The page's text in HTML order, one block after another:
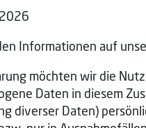
Informationen auf
möchten wir die
Daten in diesem
diverser Daten)